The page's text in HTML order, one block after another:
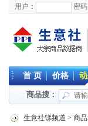
用户： 密码
首 页 价格
商品搜：
生意社锑频道 > 商